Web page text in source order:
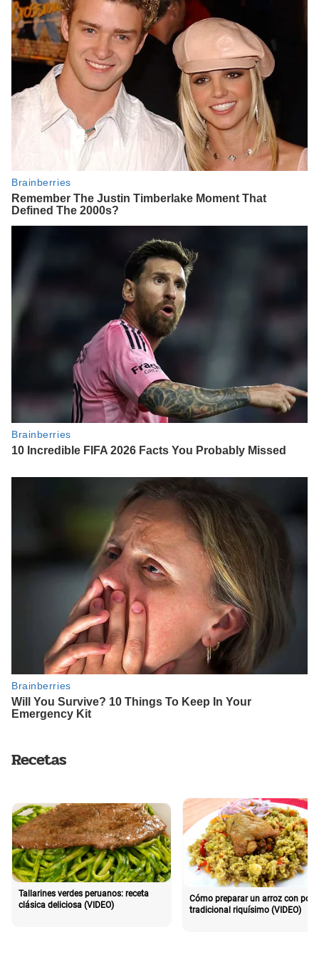
Recetas
Tallarines verdes peruanos: receta
clásica deliciosa (VIDEO)
Cómo preparar un arroz con pollo
tradicional riquísimo (VIDEO)